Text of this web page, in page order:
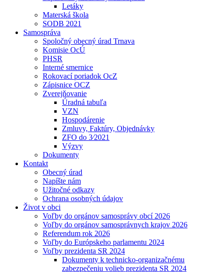
Letáky
Materská škola
SODB 2021
Samospráva
Spoločný obecný úrad Trnava
Komisie OcÚ
PHSR
Interné smernice
Rokovací poriadok OcZ
Zápisnice OCZ
Zverejňovanie
Úradná tabuľa
VZN
Hospodárenie
Zmluvy, Faktúry, Objednávky
ZFO do 3⁄2021
Výzvy
Dokumenty
Kontakt
Obecný úrad
Napíšte nám
Užitočné odkazy
Ochrana osobných údajov
Život v obci
Voľby do orgánov samosprávy obcí 2026
Voľby do orgánov samosprávnych krajov 2026
Referendum rok 2026
Voľby do Európskeho parlamentu 2024
Voľby prezidenta SR 2024
Dokumenty k technicko-organizačnému
zabezpečeniu volieb prezidenta SR 2024